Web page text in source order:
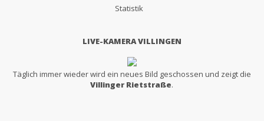
Statistik
LIVE-KAMERA VILLINGEN
Täglich immer wieder wird ein neues Bild geschossen und zeigt die
Villinger Rietstraße.